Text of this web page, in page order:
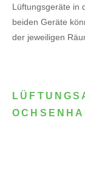
Lüftungsgeräte in
beiden Geräte
der jeweiligen